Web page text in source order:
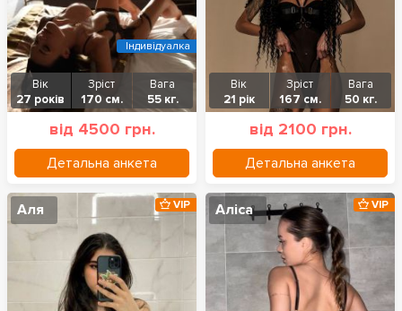
Вік
27 років
Зріст
170 см.
Вага
55 кг.
від 4500 грн.
Детальна анкета
Індивідуалка
Вік
21 рік
Зріст
167 см.
Вага
50 кг.
від 2100 грн.
Детальна анкета
Аля VIP Аліса VIP